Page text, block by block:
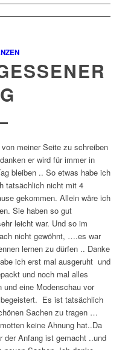
meiner Seite zu schreiben
er wird für immer in
bleiben .. So etwas habe ich
tatsächlich nicht mit 4
gekommen. Allein wäre ich
Sie haben so gut
leicht war. Und so im
nicht gewöhnt, ….es war
lernen zu dürfen .. Danke
ich erst mal ausgeruht und
und noch mal alles
und eine Modenschau vor
Es ist tatsächlich
Sachen zu tragen …
keine Ahnung hat..Da
der Anfang ist gemacht ..und